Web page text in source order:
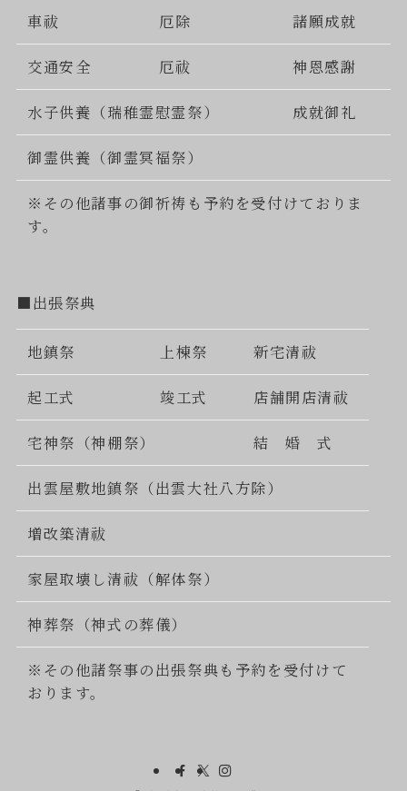
車祓 厄除 諸願成就
交通安全 厄祓 神恩感謝
水子供養（瑞稚霊慰霊祭） 成就御礼
御霊供養（御霊冥福祭）
※その他諸事の御祈祷も予約を受付けておりま
す。
■出張祭典
地鎮祭 上棟祭 新宅清祓
起工式 竣工式 店舗開店清祓
宅神祭（神棚祭） 結 婚 式
出雲屋敷地鎮祭（出雲大社八方除）
増改築清祓
家屋取壊し清祓（解体祭）
神葬祭（神式の葬儀）
※その他諸祭事の出張祭典も予約を受付けて
おります。